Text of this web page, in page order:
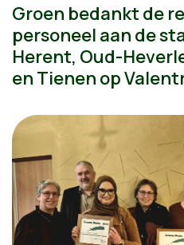
Groen bedankt de
personeel aan de
Herent, Oud-
en Tienen op